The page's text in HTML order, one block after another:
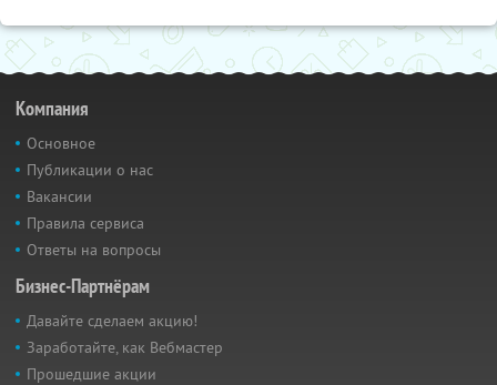
Компания
Основное
Публикации о нас
Вакансии
Правила сервиса
Ответы на вопросы
Бизнес-Партнёрам
Давайте сделаем акцию!
Заработайте, как Вебмастер
Прошедшие акции